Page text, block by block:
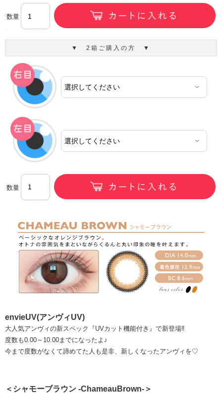
数量
▼ 2箱ご購入の方 ▼
数量
envieUV(アンヴィUV)
大人気アンヴィの新スペック『UVカット機能付き』で新登場‼
度数も0.00～10.00までになったよ♪
今まで度数がなくて諦めてた人も是非、新しくなったアンヴィを♡
＜シャモーブラウン -ChameauBrown-＞